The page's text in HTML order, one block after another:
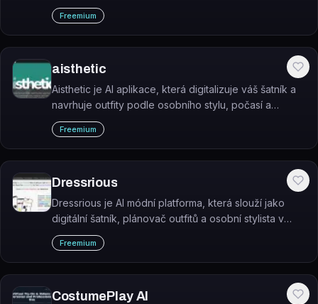
snímky a virtuální lookbooky.
Freemium
aisthetic
Aisthetic je AI aplikace, která digitalizuje váš šatník a
navrhuje outfity podle osobního stylu, počasí a
denního programu.
Freemium
Dressrious
Dressrious je AI módní platforma, která slouží jako
digitální šatník, plánovač outfitů a osobní stylista v
jednom.
Freemium
CostumePlay AI